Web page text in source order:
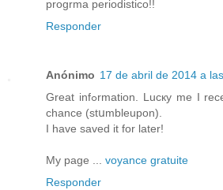
progrma periodistico!!
Responder
Anónimo 17 de abril de 2014 a
Great infߋrmation. Lucкy me I recently found yοuг blog by
chancе (stսmbleupon).
I have savеd it for later!
My page ... voyance gratuite
Responder